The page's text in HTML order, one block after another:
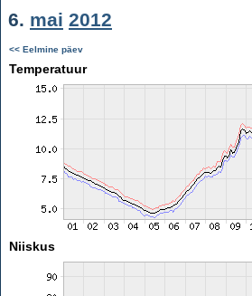
6. mai 2012
<< Eelmine päev
Temperatuur
Niiskus